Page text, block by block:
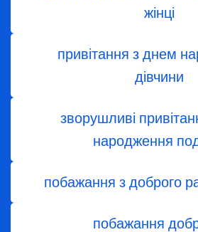
жінці
привітання з днем
дівчини
зворушливі
народження
побажання з доброго
побажання